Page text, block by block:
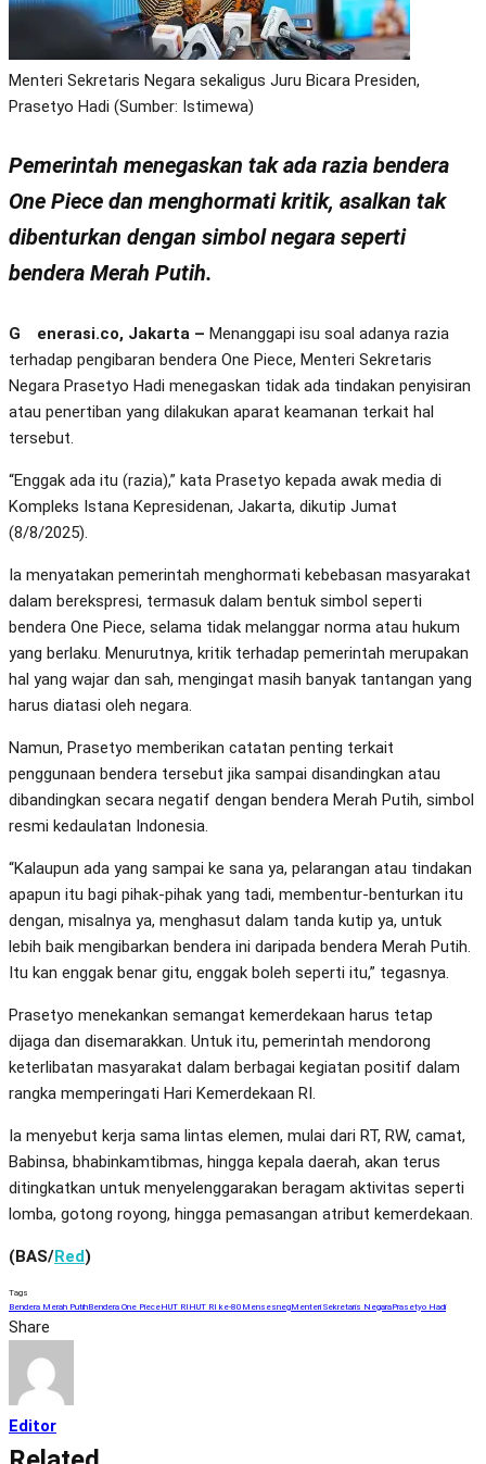
Menteri Sekretaris Negara sekaligus Juru Bicara Presiden,
Prasetyo Hadi (Sumber: Istimewa)
Pemerintah menegaskan tak ada razia bendera
One Piece dan menghormati kritik, asalkan tak
dibenturkan dengan simbol negara seperti
bendera Merah Putih.
Generasi.co, Jakarta – Menanggapi isu soal adanya razia
terhadap pengibaran bendera One Piece, Menteri Sekretaris
Negara Prasetyo Hadi menegaskan tidak ada tindakan penyisiran
atau penertiban yang dilakukan aparat keamanan terkait hal
tersebut.
“Enggak ada itu (razia),” kata Prasetyo kepada awak media di
Kompleks Istana Kepresidenan, Jakarta, dikutip Jumat
(8/8/2025).
Ia menyatakan pemerintah menghormati kebebasan masyarakat
dalam berekspresi, termasuk dalam bentuk simbol seperti
bendera One Piece, selama tidak melanggar norma atau hukum
yang berlaku. Menurutnya, kritik terhadap pemerintah merupakan
hal yang wajar dan sah, mengingat masih banyak tantangan yang
harus diatasi oleh negara.
Namun, Prasetyo memberikan catatan penting terkait
penggunaan bendera tersebut jika sampai disandingkan atau
dibandingkan secara negatif dengan bendera Merah Putih, simbol
resmi kedaulatan Indonesia.
“Kalaupun ada yang sampai ke sana ya, pelarangan atau tindakan
apapun itu bagi pihak-pihak yang tadi, membentur-benturkan itu
dengan, misalnya ya, menghasut dalam tanda kutip ya, untuk
lebih baik mengibarkan bendera ini daripada bendera Merah Putih.
Itu kan enggak benar gitu, enggak boleh seperti itu,” tegasnya.
Prasetyo menekankan semangat kemerdekaan harus tetap
dijaga dan disemarakkan. Untuk itu, pemerintah mendorong
keterlibatan masyarakat dalam berbagai kegiatan positif dalam
rangka memperingati Hari Kemerdekaan RI.
Ia menyebut kerja sama lintas elemen, mulai dari RT, RW, camat,
Babinsa, bhabinkamtibmas, hingga kepala daerah, akan terus
ditingkatkan untuk menyelenggarakan beragam aktivitas seperti
lomba, gotong royong, hingga pemasangan atribut kemerdekaan.
(BAS/Red)
Tags
Bendera Merah PutihBendera One PieceHUT RI HUT RI ke-80 MensesnegMenteri Sekretaris NegaraPrasetyo Hadi
Share
Editor